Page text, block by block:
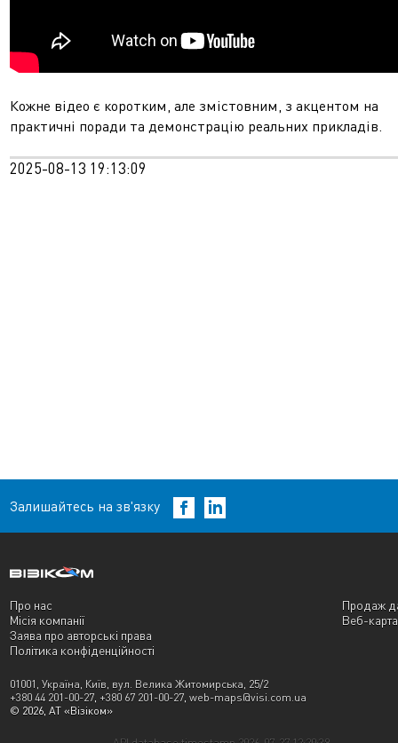
Кожне відео є коротким, але змістовним, з акцентом на
практичні поради та демонстрацію реальних прикладів.
2025-08-13 19:13:09
Залишайтесь на зв'язку
Про нас
Місія компанії
Заява про авторські права
Політика конфіденційності
Продаж
Веб-карта
01001, Україна, Київ, вул. Велика Житомирська, 25/2
+380 44 201-00-27, +380 67 201-00-27, web-maps@visi.com.ua
© 2026, АТ «Візіком»